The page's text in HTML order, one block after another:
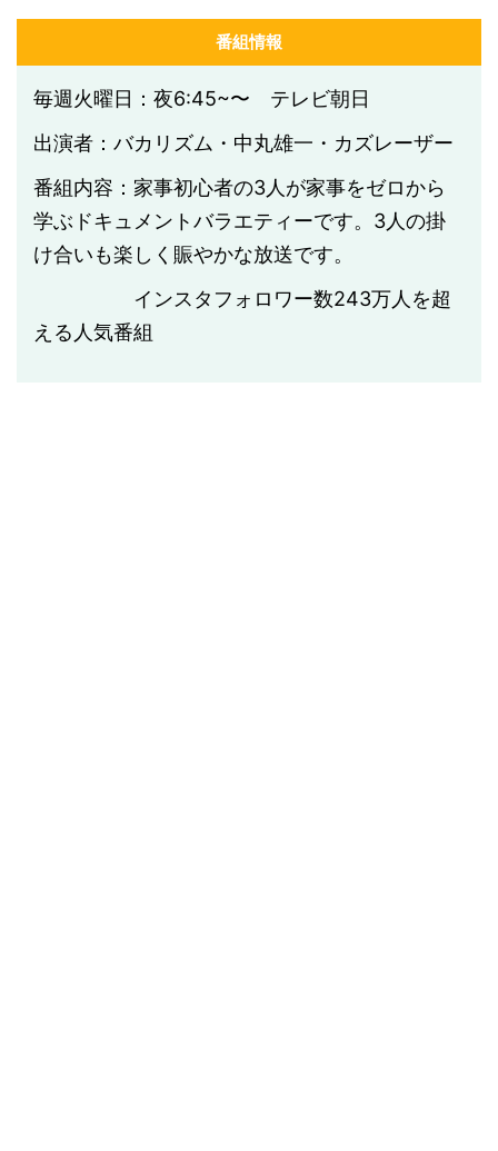
番組情報
毎週火曜日：夜6:45~〜 テレビ朝日
出演者：バカリズム・中丸雄一・カズレーザー
番組内容：家事初心者の3人が家事をゼロから
学ぶドキュメントバラエティーです。3人の掛
け合いも楽しく賑やかな放送です。
インスタフォロワー数243万人を超
える人気番組